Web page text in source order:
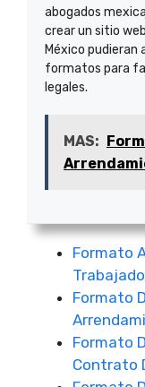
abogados
crear un sitio
México
formatos para
legales.
MAS:
Formato
Formato
Formato
Contrato